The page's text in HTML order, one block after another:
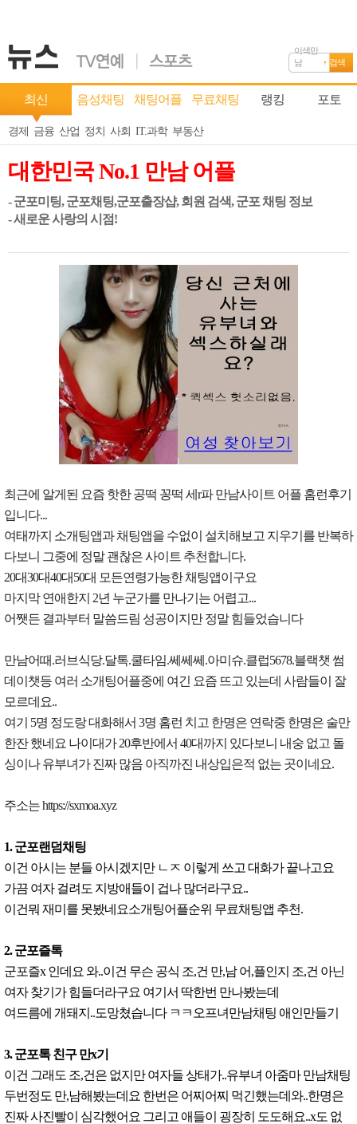
이색만
남
검색
최신 음성채팅 채팅어플 무료채팅 랭킹 포토
경제 금융 산업 정치 사회 IT.과학 부동산
대한민국 No.1 만남 어플
- 군포미팅, 군포채팅,군포출장샵, 회원 검색, 군포 채팅 정보
- 새로운 사랑의 시점!
최근에 알게된 요즘 핫한 공떡 꽁떡 세r파 만남사이트 어플 홈런후기
입니다...
여태까지 소개팅앱과 채팅앱을 수없이 설치해보고 지우기를 반복하
다보니 그중에 정말 괜찮은 사이트 추천합니다.
20대30대40대50대 모든연령가능한 채팅앱이구요
마지막 연애한지 2년 누군가를 만나기는 어렵고...
어쨋든 결과부터 말씀드림 성공이지만 정말 힘들었습니다
만남어때.러브식당.달톡.쿨타임.쎄쎄쎄.아미슈.클럽5678.블랙챗 썸
데이챗등 여러 소개팅어플중에 여긴 요즘 뜨고 있는데 사람들이 잘
모르데요..
여기 5명 정도랑 대화해서 3명 홈런 치고 한명은 연락중 한명은 술만
한잔 했네요 나이대가 20후반에서 40대까지 있다보니 내숭 없고 돌
싱이나 유부녀가 진짜 많음 아직까진 내상입은적 없는 곳이네요.
주소는 https://sxmoa.xyz
1. 군포랜덤채팅
이건 아시는 분들 아시겠지만 ㄴㅈ 이렇게 쓰고 대화가 끝나고요
가끔 여자 걸려도 지방애들이 겁나 많더라구요..
이건뭐 재미를 못봤네요소개팅어플순위 무료채팅앱 추천.
2. 군포즐톡
군포즐x 인데요 와..이건 무슨 공식 조,건 만,남 어,플인지 조,건 아닌
여자 찾기가 힘들더라구요 여기서 딱한번 만나봤는데
여드름에 개돼지..도망쳤습니다 ㅋㅋ오프녀만남채팅 애인만들기
3. 군포톡 친구 만x기
이건 그래도 조,건은 없지만 여자들 상태가..유부녀 아줌마 만남채팅
두번정도 만,남해봤는데요 한번은 어찌어찌 먹긴했는데와..한명은
진짜 사진빨이 심각했어요 그리고 애들이 굉장히 도도해요..x도 없